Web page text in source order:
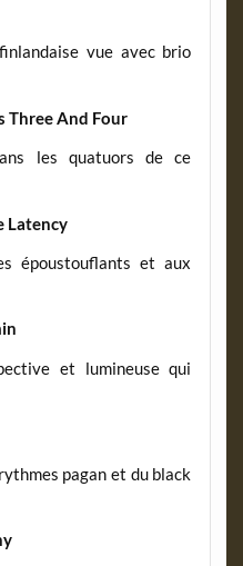
vue avec brio
Three And Four
les quatuors de ce
Latency
époustouflants et aux
et lumineuse qui
pagan et du black